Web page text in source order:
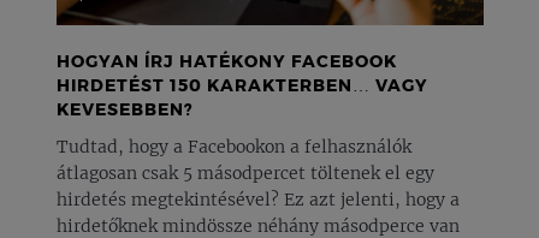
HOGYAN ÍRJ HATÉKONY FACEBOOK
HIRDETÉST 150 KARAKTERBEN… VAGY
KEVESEBBEN?
Tudtad, hogy a Facebookon a felhasználók
átlagosan csak 5 másodpercet töltenek el egy
hirdetés megtekintésével? Ez azt jelenti, hogy a
hirdetőknek mindössze néhány másodperce van